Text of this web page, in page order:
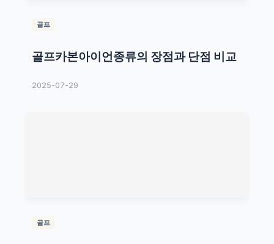
골프
골프카본아이언종류의 장점과 단점 비교
2025-07-29
골프